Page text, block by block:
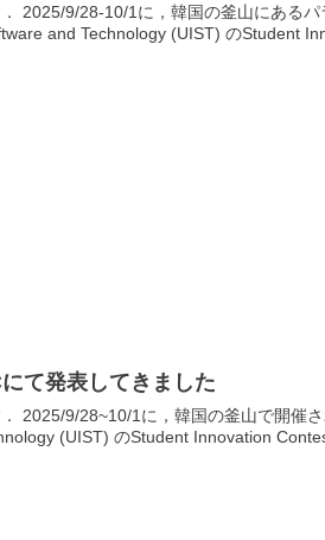
2025/9/28-10/1に，韓国の釜山にある
and Technology (UIST) のStudent
て発表してきました
2025/9/28~10/1に，韓国の釜山で開催
(UIST) のStudent Innovation